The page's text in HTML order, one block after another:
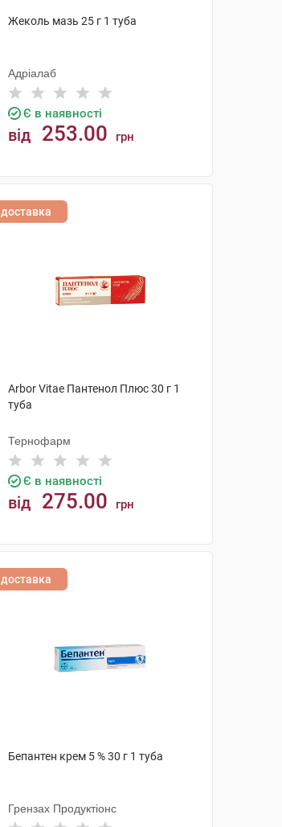
Жеколь мазь 25 г 1 туба
Адріалаб
Є в наявності
від 253.00 грн
доставка
Arbor Vitae Пантенол Плюс 30 г 1
туба
Тернофарм
Є в наявності
від 275.00 грн
доставка
Бепантен крем 5 % 30 г 1 туба
Грензах Продуктіонс